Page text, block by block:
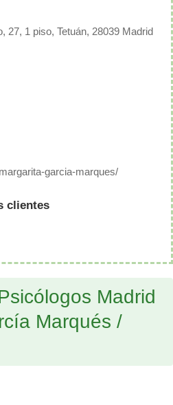
27, 1 piso, Tetuán, 28039 Madrid
garcia-marques/
clientes
Madrid
Marqués /